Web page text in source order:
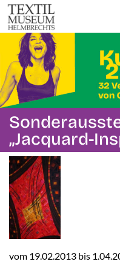
„Jacquard-
vom 19.02.2013 bis